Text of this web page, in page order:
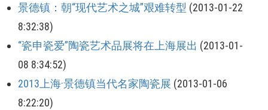
景德镇：朝“现代艺术之城”艰难转型 (2013-01-22
8:32:38)
“瓷申瓷爱”陶瓷艺术品展将在上海展出 (2013-01-
08 8:34:52)
2013上海·景德镇当代名家陶瓷展 (2013-01-06
8:22:20)